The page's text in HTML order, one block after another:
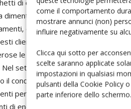
come il comportamento
mostrare annunci (non)
influire negativamente su
Clicca qui sotto per
scelte saranno applicate
impostazioni in qualsiasi
pulsanti della Cookie Policy
parte inferiore dello schermo.
di dati. In un contesto di questo
dimenticare, infine, che se
è necessaria la presenza di un
client al fine di configurare i
le applicazioni che possono
settore industriale, i primi
il concetto di Industry 4.0. Nel
per il monitoraggio delle centrali
di energia rinnovabile locali. Nella